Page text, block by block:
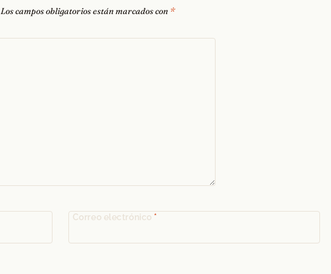
Los campos obligatorios están marcados con *
Correo electrónico *